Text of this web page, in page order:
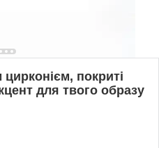
покриті
для твого образу